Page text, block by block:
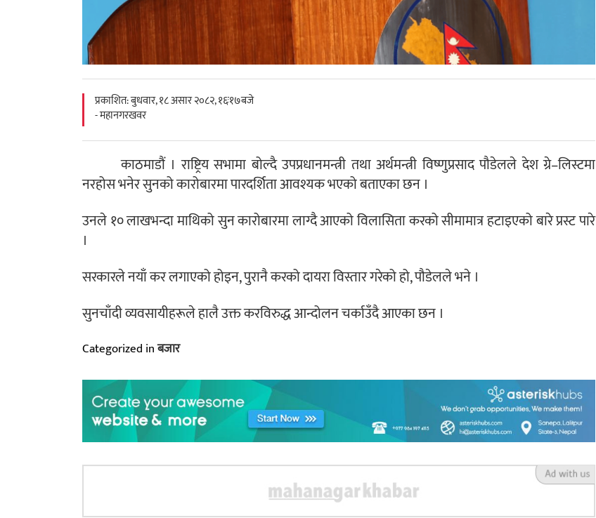
प्रकाशित: बुधवार, १८ असार २०८२, १६ः१७बजे
- महानगरखवर
काठमाडौं । राष्ट्रिय सभामा बोल्दै उपप्रधानमन्त्री तथा अर्थमन्त्री विष्णुप्रसाद पौडेलले देश ग्रे–लिस्टमा
नरहोस भनेर सुनको कारोबारमा पारदर्शिता आवश्यक भएको बताएका छन ।
उनले १० लाखभन्दा माथिको सुन कारोबारमा लाग्दै आएको विलासिता करको सीमामात्र हटाइएको बारे प्रस्ट पारे
।
सरकारले नयाँ कर लगाएको होइन, पुरानै करको दायरा विस्तार गरेको हो, पौडेलले भने ।
सुनचाँदी व्यवसायीहरूले हालै उक्त करविरुद्ध आन्दोलन चर्काउँदै आएका छन ।
Categorized inबजार